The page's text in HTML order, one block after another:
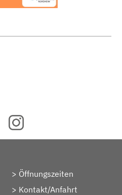
Öffnungszeiten
Kontakt/Anfahrt